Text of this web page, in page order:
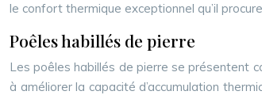
le confort thermique exceptionnel qu’il
Poêles habillés de pierre
Les poêles habillés de pierre se présentent
à améliorer la capacité d’accumulation